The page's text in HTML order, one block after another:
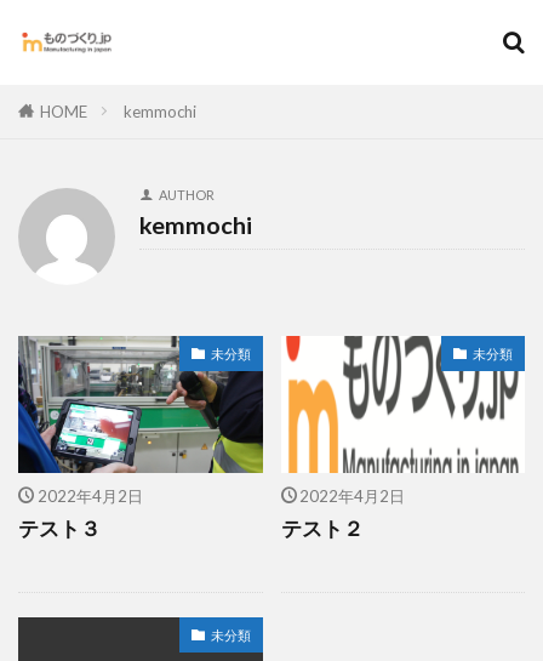
HOME kemmochi
AUTHOR
kemmochi
未分類
2022年4月2日
テスト３
未分類
2022年4月2日
テスト２
未分類